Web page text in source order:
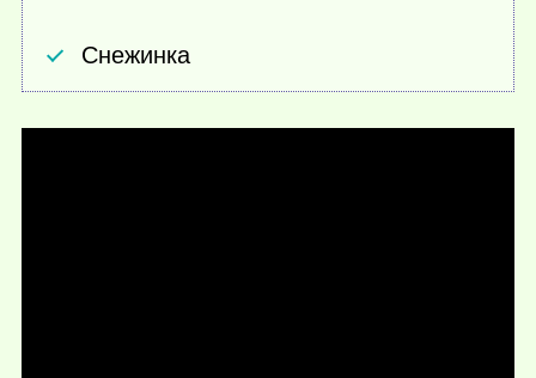
Снежинка